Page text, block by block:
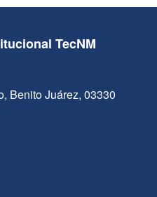
TecNM
Benito Juárez, 03330